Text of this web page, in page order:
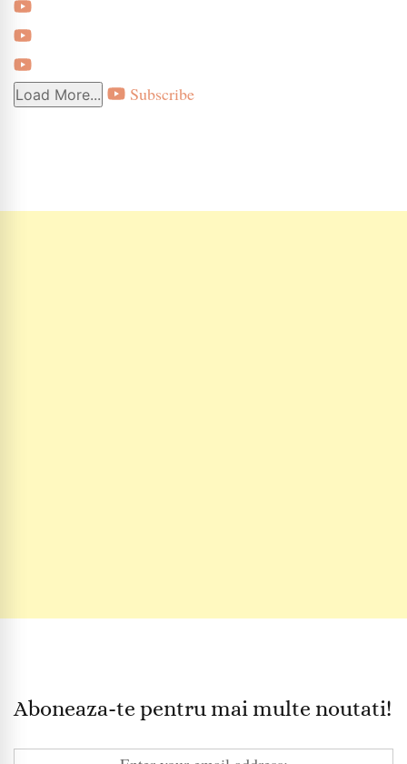
Load More... Subscribe
Aboneaza-te pentru mai multe noutati!